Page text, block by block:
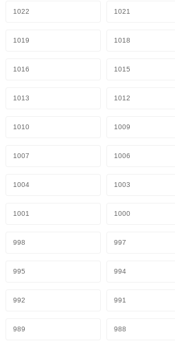
1022 1021
1019 1018
1016 1015
1013 1012
1010 1009
1007 1006
1004 1003
1001 1000
998 997
995 994
992 991
989 988